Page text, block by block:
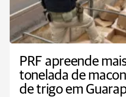
PRF apreende
tonelada de
de trigo em